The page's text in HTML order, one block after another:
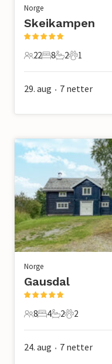
Norge
Skeikampen
22 Gjester
22
8 Soverom
8
2 Bad
2
1 Kjæledyr
1
29. aug • 7 netter
Norge
Gausdal
8 Gjester
8
4 Soverom
4
2 Bad
2
2 Kjæledyr
2
24. aug • 7 netter